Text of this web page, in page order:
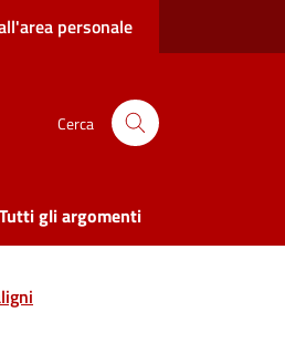
personale
Cerca
Tutti gli argomenti